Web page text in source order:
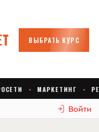
Войти